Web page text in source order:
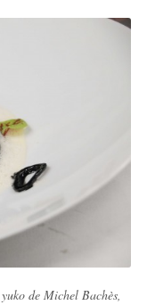
de Michel Bachès,